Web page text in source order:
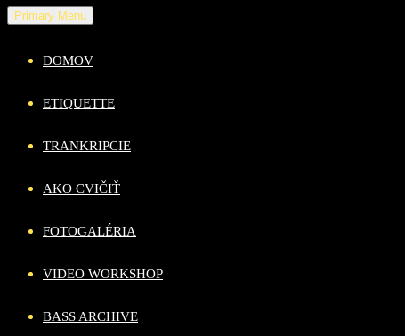
Primary Menu
DOMOV
ETIQUETTE
TRANKRIPCIE
AKO CVIČIŤ
FOTOGALÉRIA
VIDEO WORKSHOP
BASS ARCHIVE